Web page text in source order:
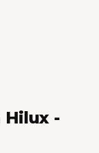
Hilux -